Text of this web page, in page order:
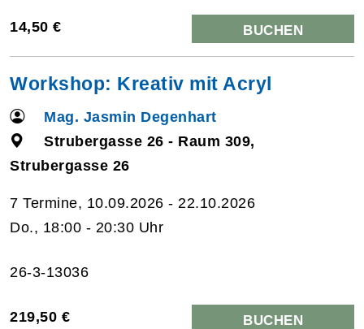
14,50 € BUCHEN
Workshop: Kreativ mit Acryl
Mag. Jasmin Degenhart
Strubergasse 26 - Raum 309,
Strubergasse 26
7 Termine, 10.09.2026 - 22.10.2026
Do., 18:00 - 20:30 Uhr
26-3-13036
219,50 € BUCHEN